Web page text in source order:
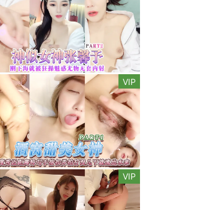
VIP
VIP